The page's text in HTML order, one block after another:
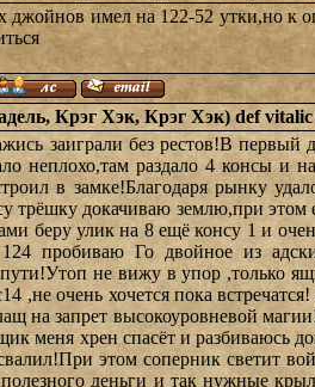
джойнов имел на 122-52 утки,но
Крэг Хэк, Крэг Хэк) def
заиграли без рестов!В первый
неплохо,там раздало 4 консы
в замке!Благодаря рынку
трёшку докачиваю землю,при
беру улик на 8 ещё консу 1 и
пробиваю Го двойное из
не вижу в упор ,только
,не очень хочется пока
на запрет высокоуровневой
меня хрен спасёт и разбиваюсь
свалил!При этом соперник светит
деньги и так нужные